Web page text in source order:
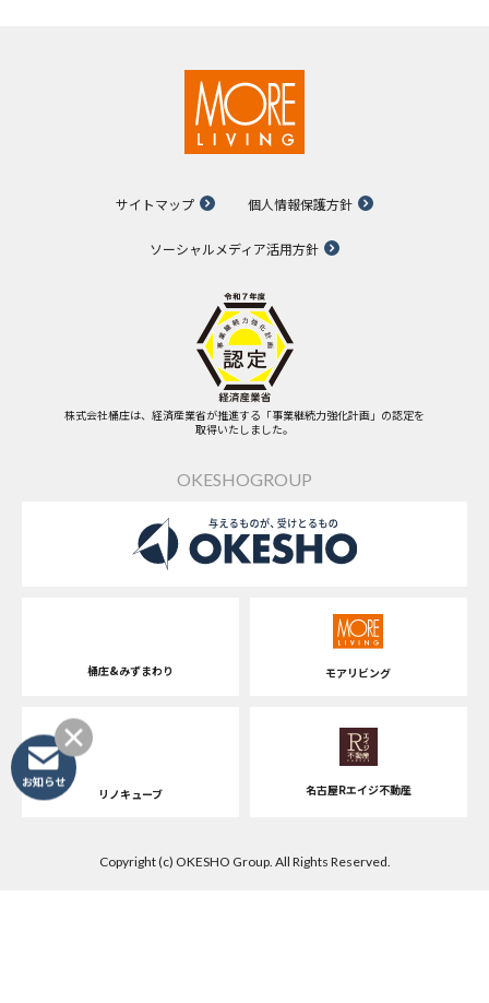
サイトマップ 個人情報保護方針
ソーシャルメディア活用方針
株式会社桶庄は、経済産業省が推進する「事業継続力強化計画」の認定を
取得いたしました。
OKESHOGROUP
桶庄&みずまわり モアリビング
リノキューブ 名古屋Rエイジ不動産
Copyright (c) OKESHO Group. All Rights Reserved.
お知らせ